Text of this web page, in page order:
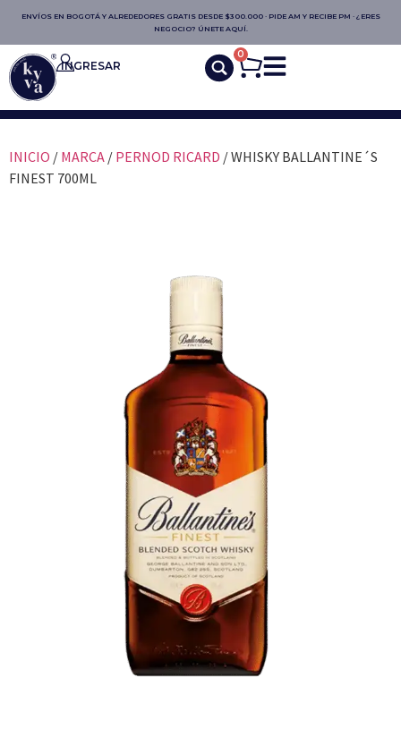
ENVÍOS EN BOGOTÁ Y ALREDEDORES GRATIS DESDE $300.000 · PIDE AM Y RECIBE PM · ¿ERES
NEGOCIO? ÚNETE AQUÍ.
INGRESAR
0
INICIO / MARCA / PERNOD RICARD / WHISKY BALLANTINE´S
FINEST 700ML